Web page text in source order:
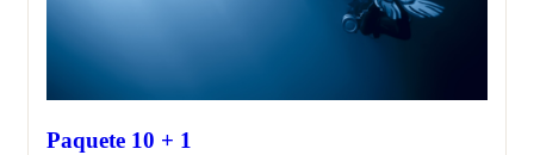
Paquete 10 + 1